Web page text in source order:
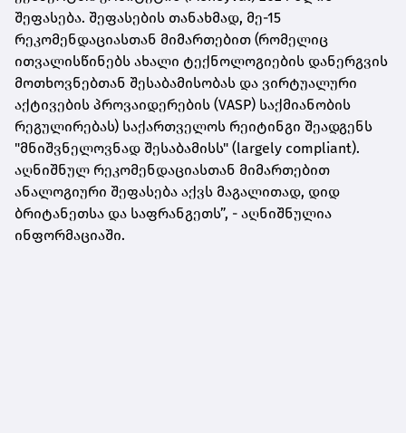
შეფასება. შეფასების თანახმად, მე-15
რეკომენდაციასთან მიმართებით (რომელიც
ითვალისწინებს ახალი ტექნოლოგიების დანერგვის
მოთხოვნებთან შესაბამისობას და ვირტუალური
აქტივების პროვაიდერების (VASP) საქმიანობის
რეგულირებას) საქართველოს რეიტინგი შეადგენს
"მნიშვნელოვნად შესაბამისს" (largely compliant).
აღნიშნულ რეკომენდაციასთან მიმართებით
ანალოგიური შეფასება აქვს მაგალითად, დიდ
ბრიტანეთსა და საფრანგეთს”, - აღნიშნულია
ინფორმაციაში.